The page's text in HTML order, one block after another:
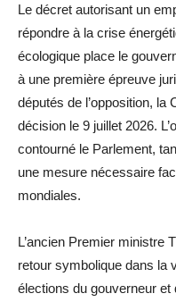
Le décret autorisant un
répondre à la crise
écologique place le
à une première épreuve
députés de l’opposition, la
décision le 9 juillet 2026.
contourné le Parlement,
une mesure nécessaire
mondiales.
L’ancien Premier ministre
retour symbolique dans la
élections du gouverneur